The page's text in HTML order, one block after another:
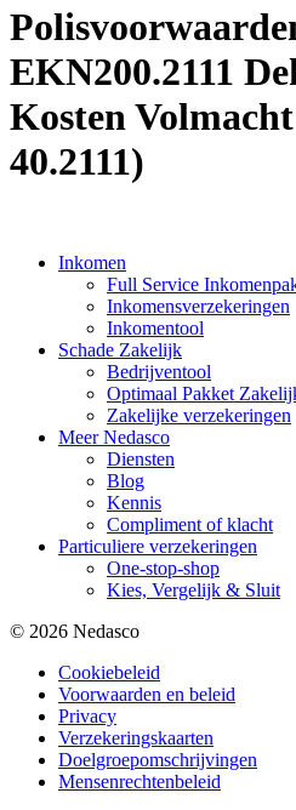
EKN200.2111
Kosten
40.2111)
Inkomen
Full Service
Inkomensverzekeringen
Inkomentool
Schade Zakelijk
Bedrijventool
Optimaal Pakket
Zakelijke verzekeringen
Meer Nedasco
Diensten
Blog
Kennis
Compliment of klacht
Particuliere verzekeringen
One-stop-shop
Kies, Vergelijk & Sluit
© 2026 Nedasco
Cookiebeleid
Voorwaarden en beleid
Privacy
Verzekeringskaarten
Doelgroepomschrijvingen
Mensenrechtenbeleid